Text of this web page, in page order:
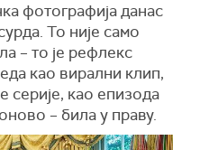
фотографија данас
То није само
– то је рефлекс
као вирални клип,
серије, као епизода
– била у праву.